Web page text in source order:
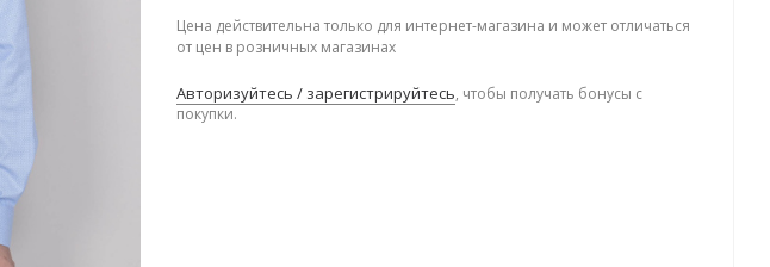
Цена действительна только для интернет-магазина и может отличаться
от цен в розничных магазинах
Авторизуйтесь / зарегистрируйтесь, чтобы получать бонусы с
покупки.